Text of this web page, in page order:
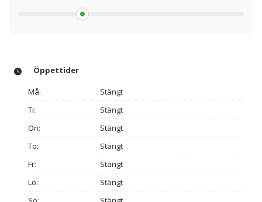
Öppettider
Må:
Stängt
Ti:
Stängt
On:
Stängt
To:
Stängt
Fr:
Stängt
Lö:
Stängt